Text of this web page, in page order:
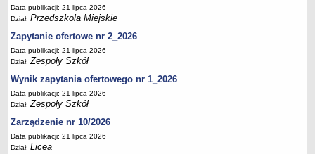
Data publikacji: 21 lipca 2026
Dział:Przedszkola Miejskie
Zapytanie ofertowe nr 2_2026
Data publikacji: 21 lipca 2026
Dział:Zespoły Szkół
Wynik zapytania ofertowego nr 1_2026
Data publikacji: 21 lipca 2026
Dział:Zespoły Szkół
Zarządzenie nr 10/2026
Data publikacji: 21 lipca 2026
Dział:Licea